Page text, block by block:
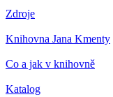
Zdroje
Knihovna Jana Kmenty
Co a jak v knihovně
Katalog